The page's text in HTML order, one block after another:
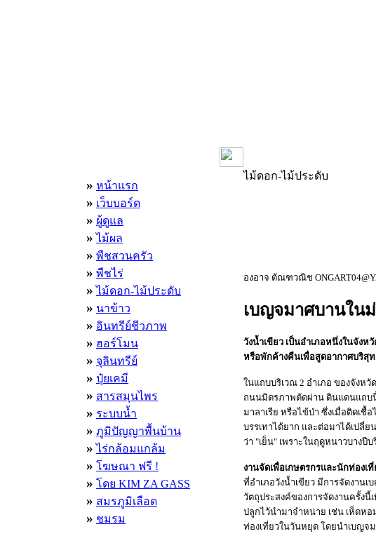
» หน้าแรก
» เว็บบอร์ด
» ผู้ดูแล
» ไม้ผล
» พืชสวนครัว
» พืชไร่
» ไม้ดอก-ไม้ประดับ
» นาข้าว
» อินทรีย์ชีวภาพ
» ฮอร์โมน
» จุลินทรีย์
» ปุ๋ยเคมี
» สารสมุนไพร
» ระบบน้ำ
» ภูมิปัญญาพื้นบ้าน
» ไร่กล้อมแกล้ม
» โฆษณา ฟรี !
» โดย KIM ZA GASS
» สมรภูมิเลือด
» ชมรม
ไม้ดอก-ไม้ประดับ
องอาจ ตัณฑวณิช
เบญจมาศบานใน
วังน้ำเขียว เป็นอำเภอหนึ่งในจั
หรือพักค้างคืนเพื่อสูดอากาศบริสุ
ในแถบบริเวณ 2 อำเภอ ของจังห
ถนนมิตรภาพตัดผ่าน ดินแดนแถบ
มาลาเรีย หรือไข้ป่า ซึ่งเมื่อติดเชื้
บรรเทาได้ยาก และต่อมาได้เปลี่
ว่า "เย็น" เพราะในฤดูหนาวบาง
งานจัดเพื่อเกษตรกรและนักท่องเที่
ที่อำเภอวังน้ำเขียว มีการจัดงานเ
วัตถุประสงค์ของการจัดงานครั้งนี้
ปลูกไว้นำมาจำหน่าย เช่น เห็ดห
ท่องเที่ยวในวันหยุด โดยนำเบญจ